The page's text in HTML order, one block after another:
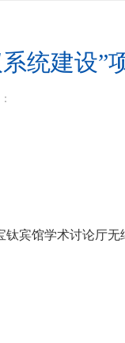
统建设”
宾馆学术讨论厅无